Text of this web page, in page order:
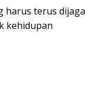
harus terus dijaga
kehidupan